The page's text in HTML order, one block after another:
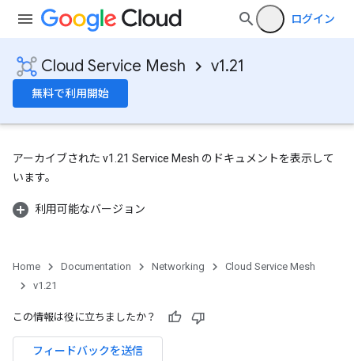
ログイン
Cloud Service Mesh v1.21
無料で利用開始
アーカイブされた v1.21 Service Mesh のドキュメントを表示して
います。
利用可能なバージョン
Home Documentation Networking
Cloud Service Mesh
v1.21
この情報は役に立ちましたか？
フィードバックを送信